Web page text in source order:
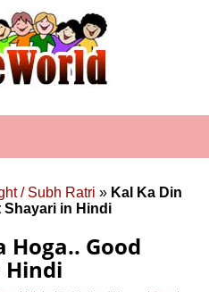
/ Subh Ratri » Kal Ka Din
Shayari in Hindi
Hoga.. Good
Hindi